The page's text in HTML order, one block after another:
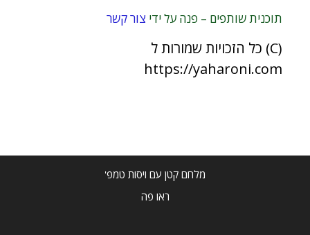
תוכנית שותפים – פנה על ידי צור קשר
(C) כל הזכויות שמורות ל
https://yaharoni.com
מלחם קטן עם ויסות טמפ'
ראו פה